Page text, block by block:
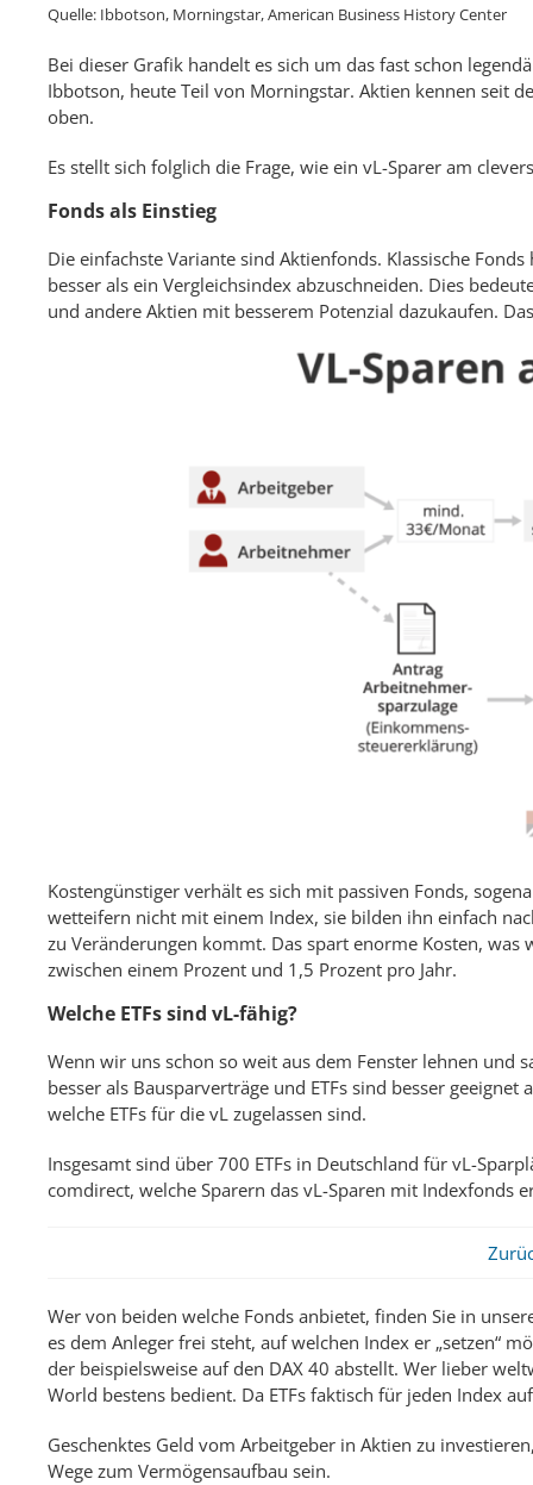
Quelle: Ibbotson, Morningstar, American Business History Center
Bei dieser Grafik handelt es sich um das fast schon
Ibbotson, heute Teil von Morningstar. Aktien kennen seit
oben.
Es stellt sich folglich die Frage, wie ein vL-Sparer am
Fonds als Einstieg
Die einfachste Variante sind Aktienfonds. Klassische
besser als ein Vergleichsindex abzuschneiden. Dies
und andere Aktien mit besserem Potenzial dazukaufen.
Kostengünstiger verhält es sich mit passiven Fonds,
wetteifern nicht mit einem Index, sie bilden ihn einfach
zu Veränderungen kommt. Das spart enorme Kosten,
zwischen einem Prozent und 1,5 Prozent pro Jahr.
Welche ETFs sind vL-fähig?
Wenn wir uns schon so weit aus dem Fenster lehnen und
besser als Bausparverträge und ETFs sind besser
welche ETFs für die vL zugelassen sind.
Insgesamt sind über 700 ETFs in Deutschland für vL-
comdirect, welche Sparern das vL-Sparen mit Indexfonds
Wer von beiden welche Fonds anbietet, finden Sie in
es dem Anleger frei steht, auf welchen Index er „setzen“
der beispielsweise auf den DAX 40 abstellt. Wer lieber
World bestens bedient. Da ETFs faktisch für jeden Index
Geschenktes Geld vom Arbeitgeber in Aktien zu
Wege zum Vermögensaufbau sein.